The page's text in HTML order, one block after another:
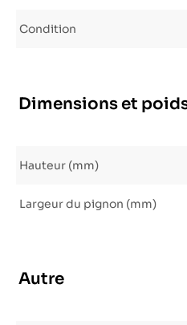
Condition
Dimensions et
Hauteur (mm)
Largeur du pignon (mm)
Autre